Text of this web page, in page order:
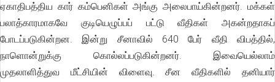
ஏகாதிபத்திய கார் கம்பெனிகள் அங்கு அலைபாய்கின்றனர். மக்கள்
பலாத்காரமாகவே குடியெழுப்பப் பட்டு வீதிகள் அகன்றதாகப்
போடப்படுகின்றன. இன்று சீனாவில் 640 பேர் வீதி விபத்தில்,
நாளொன்றுக்கு கொல்லப்படுகின்றனர். இவையெல்லாம்
முதலாளித்துவ மீட்சியின் விளைவு. சீன வீதிகளில் தனியார்